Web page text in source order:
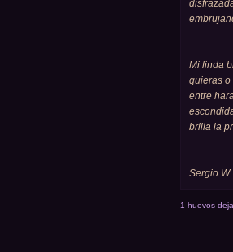
Mi linda
quieras o
entre
brilla la
Sergio W
1 huevos